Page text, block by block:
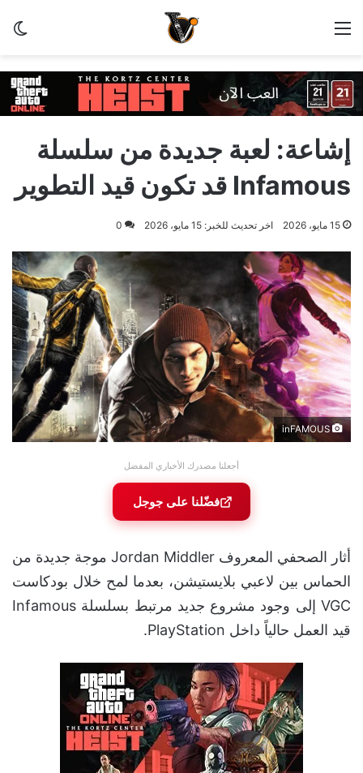
القائمة
إشاعة: لعبة جديدة من سلسلة
Infamous قد تكون قيد التطوير
15 مايو، 2026 اخر تحديث للخبر: 15 مايو، 2026 0
أجعلنا مصدرك الأخباري المفضل
فضّلنا على جوجل
أثار الصحفي المعروف Jordan Middler موجة جديدة من
الحماس بين لاعبي بلايستيشن، بعدما لمح خلال بودكاست
VGC إلى وجود مشروع جديد مرتبط بسلسلة Infamous
قيد العمل حالياً داخل PlayStation.